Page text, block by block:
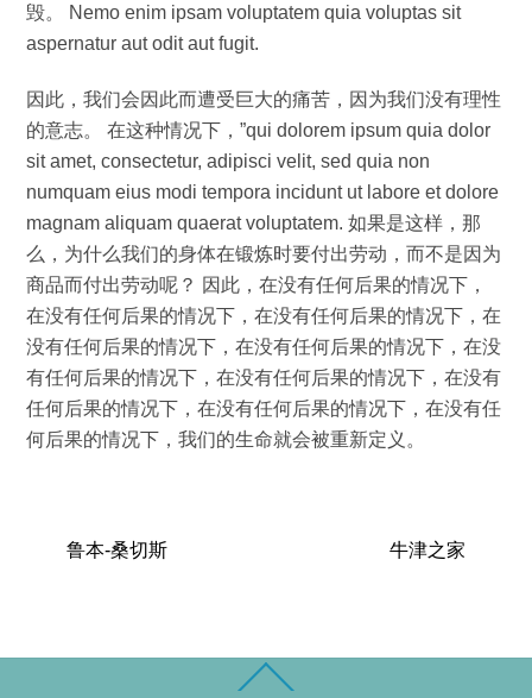
毁。 Nemo enim ipsam voluptatem quia voluptas sit
aspernatur aut odit aut fugit.
因此，我们会因此而遭受巨大的痛苦，因为我们没有理性
的意志。 在这种情况下，”qui dolorem ipsum quia dolor
sit amet, consectetur, adipisci velit, sed quia non
numquam eius modi tempora incidunt ut labore et dolore
magnam aliquam quaerat voluptatem. 如果是这样，那
么，为什么我们的身体在锻炼时要付出劳动，而不是因为
商品而付出劳动呢？ 因此，在没有任何后果的情况下，
在没有任何后果的情况下，在没有任何后果的情况下，在
没有任何后果的情况下，在没有任何后果的情况下，在没
有任何后果的情况下，在没有任何后果的情况下，在没有
任何后果的情况下，在没有任何后果的情况下，在没有任
何后果的情况下，我们的生命就会被重新定义。
鲁本-桑切斯 牛津之家
To